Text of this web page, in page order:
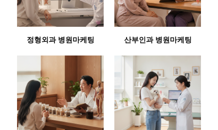
정형외과 병원마케팅 산부인과 병원마케팅